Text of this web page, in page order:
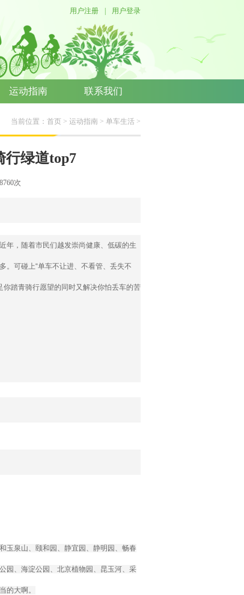
用户注册 用户登录
运动指南 联系我们
当前位置： 首页 > 运动指南 > 单车生活 >
行绿道top7
8760次
年，随着市民们越发崇尚健康、低碳的生
。可碰上“单车不让进、不看管、丢失不
踏青骑行愿望的同时又解决你怕丢车的苦
玉泉山、颐和园、静宜园、静明园、畅春
园、海淀公园、北京植物园、昆玉河、采
的大啊。